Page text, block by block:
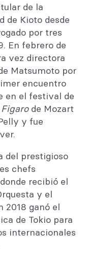
de la
de Kioto desde
por tres
En febrero de
vez directora
Matsumoto por
encuentro
en el festival de
de Mozart
y fue
del prestigioso
chefs
recibió el
y el
2018 ganó el
de Tokio para
internacionales